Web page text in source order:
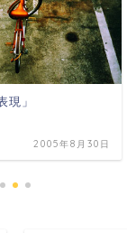
現」
2005年8月30日